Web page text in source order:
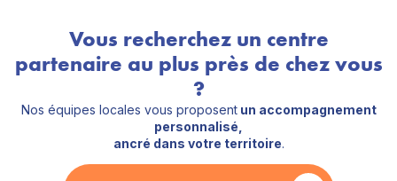
Vous recherchez un centre
partenaire au plus près de chez vous
?
Nos équipes locales vous proposentun accompagnement
personnalisé,
ancré dans votre territoire.